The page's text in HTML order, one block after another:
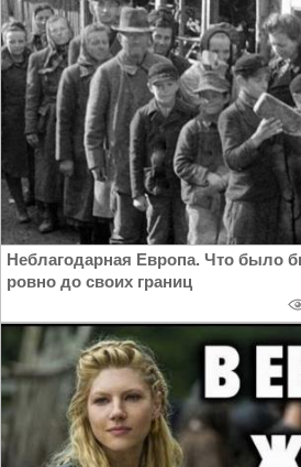
Неблагодарная Европа. Что было
ровно до своих границ